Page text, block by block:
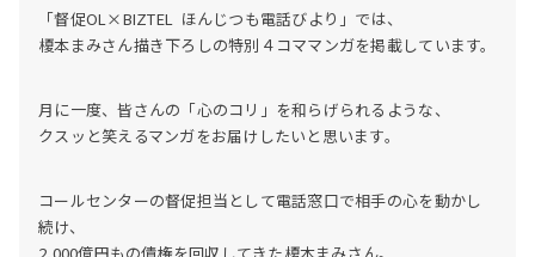
「督促OL×BIZTEL ほんじつも電話びより」では、
榎本まみさん描き下ろしの特別４コママンガを掲載しています。
月に一度、皆さんの「心のコリ」を和らげられるような、
クスッと笑えるマンガをお届けしたいと思います。
コールセンターの督促担当として電話窓口で相手の心を動かし
続け、